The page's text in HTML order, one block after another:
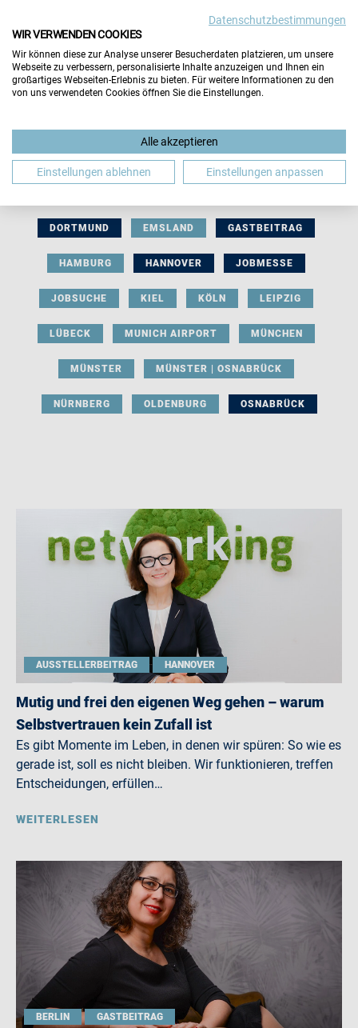
BERUFLICHE ORIENTIERUNG BEWERBUNG
DORTMUND EMSLAND GASTBEITRAG
HAMBURG HANNOVER JOBMESSE
JOBSUCHE KIEL KÖLN LEIPZIG
LÜBECK MUNICH AIRPORT MÜNCHEN
MÜNSTER MÜNSTER | OSNABRÜCK
NÜRNBERG OLDENBURG OSNABRÜCK
AUSSTELLERBEITRAG HANNOVER
Mutig und frei den eigenen Weg gehen – warum
Selbstvertrauen kein Zufall ist
Es gibt Momente im Leben, in denen wir spüren: So wie es
gerade ist, soll es nicht bleiben. Wir funktionieren, treffen
Entscheidungen, erfüllen…
WEITERLESEN
BERLIN GASTBEITRAG
Datenschutzbestimmungen
WIR VERWENDEN COOKIES
Wir können diese zur Analyse unserer Besucherdaten platzieren, um unsere
Webseite zu verbessern, personalisierte Inhalte anzuzeigen und Ihnen ein
großartiges Webseiten-Erlebnis zu bieten. Für weitere Informationen zu den
von uns verwendeten Cookies öffnen Sie die Einstellungen.
Alle akzeptieren
Einstellungen ablehnen Einstellungen anpassen